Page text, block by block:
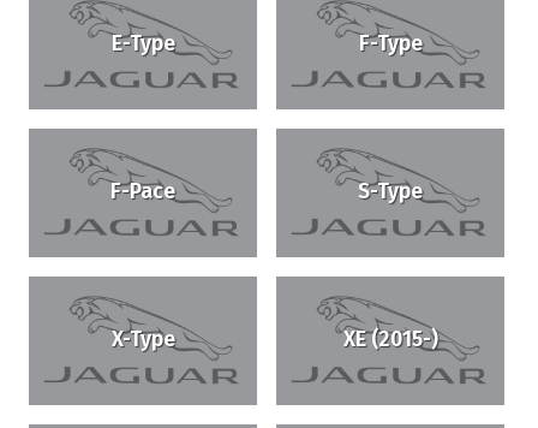
E-Type F-Type
F-Pace S-Type
X-Type XE (2015-)